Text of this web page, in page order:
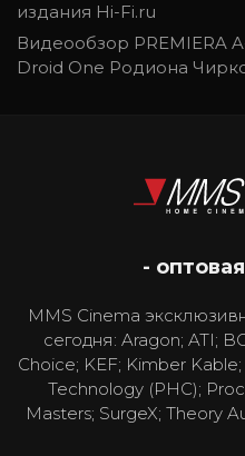
издания Hi-Fi.ru
Видеообзор PREMIERA
Droid One Родиона
-
MMS Cinema
сегодня: Aragon; ATI;
Choice; KEF; Kimber
Technology (PHC);
Masters; SurgeX; Theory